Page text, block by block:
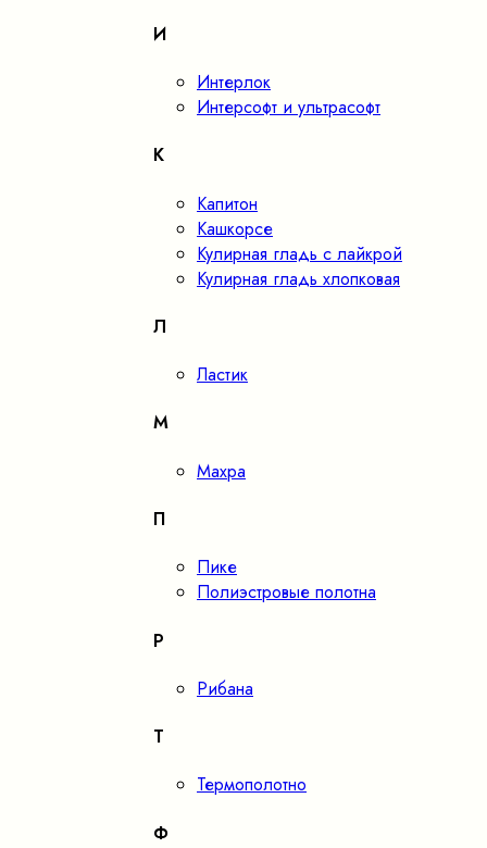
И
Интерлок
Интерсофт и ультрасофт
К
Капитон
Кашкорсе
Кулирная гладь с лайкрой
Кулирная гладь хлопковая
Л
Ластик
М
Махра
П
Пике
Полиэстровые полотна
Р
Рибана
Т
Термополотно
Ф